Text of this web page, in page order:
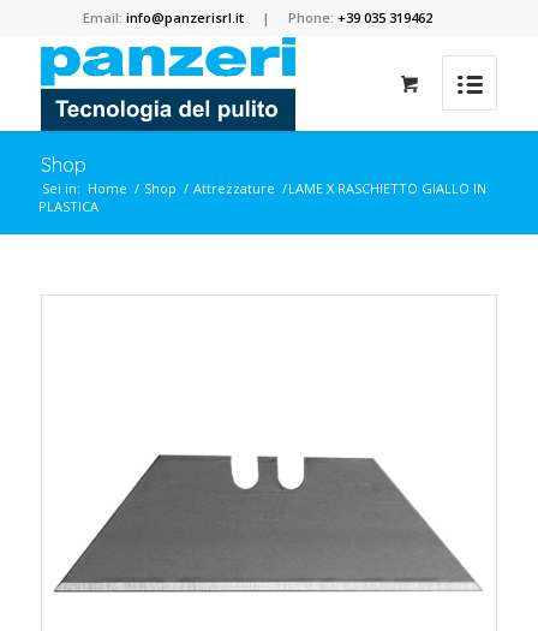
Email:info@panzerisrl.it | Phone:+39 035 319462
Shop
Sei in: Home / Shop / Attrezzature /LAME X RASCHIETTO GIALLO IN
PLASTICA